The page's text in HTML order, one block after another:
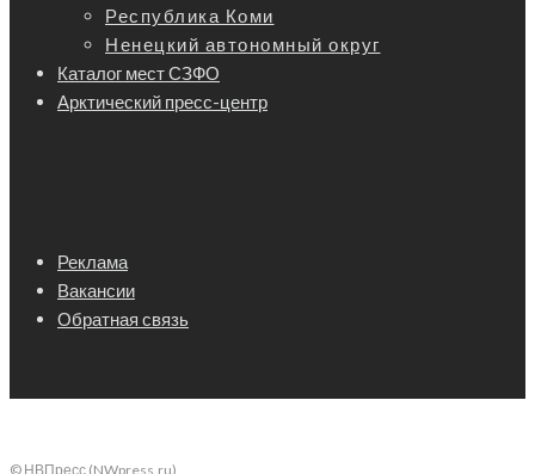
Республика Коми
Ненецкий автономный округ
Каталог мест СЗФО
Арктический пресс-центр
Реклама
Вакансии
Обратная связь
© НВПресс (NWpress.ru)